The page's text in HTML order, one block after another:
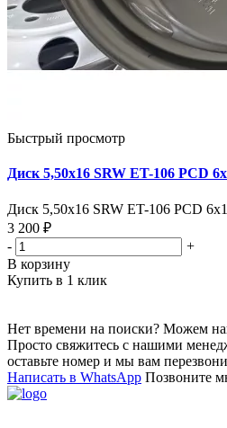
Быстрый просмотр
Диск 5,50х16 SRW ET-106 PCD
Диск 5,50х16 SRW ET-106 PCD
3 200 ₽
-
+
В корзину
Купить в 1 клик
Нет времени на поиски? Можем
Просто свяжитесь с нашими
оставьте номер и мы вам
Написать в WhatsApp Позвоните